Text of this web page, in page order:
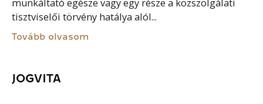
munkáltató egésze vagy egy része a közszolgálati
tisztviselői törvény hatálya alól...
Tovább olvasom
JOGVITA